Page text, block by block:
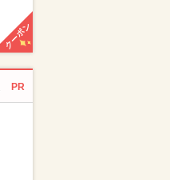
クーポン
PR